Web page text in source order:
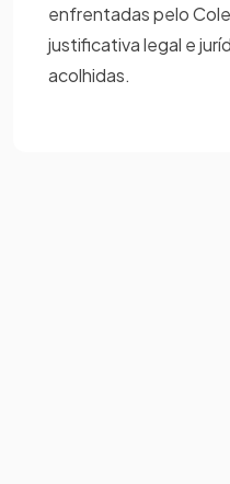
enfrentadas pelo
justificativa legal e
acolhidas.